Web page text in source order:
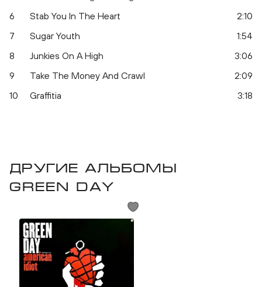
Father of All...
6
Stab You In The Heart
2:10
7
Sugar Youth
1:54
8
Junkies On A High
3:06
9
Take The Money And Crawl
2:09
10
Graffitia 3:18
Другие альбомы
Green Day